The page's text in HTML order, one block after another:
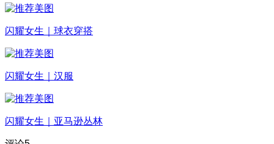
闪耀女生｜球衣穿搭
闪耀女生｜汉服
闪耀女生｜亚马逊丛林